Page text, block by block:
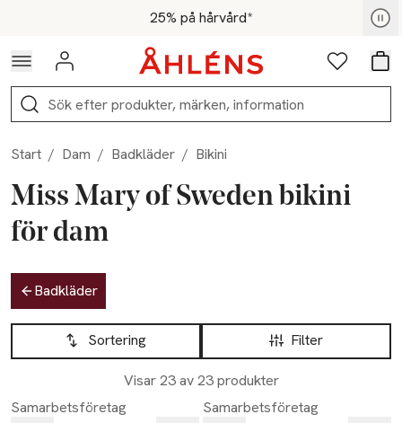
Hoppa till navigationsmenyn25% på hårvård*
För medlemmar - Shoppa nu
Logga in Favoriter
Sök
Start / Dam / Badkläder / Bikini
Miss Mary of Sweden bikini
för dam
Hoppa till produktsidan
Badkläder
Hoppa till produktsidan
Filter
Sortering
Visar 23 av 23 produkter
Lista över produkter
Samarbetsföretag
Samarbetsföretag